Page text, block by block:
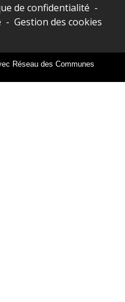
de confidentialité -
- Gestion des cookies
Réseau des Communes